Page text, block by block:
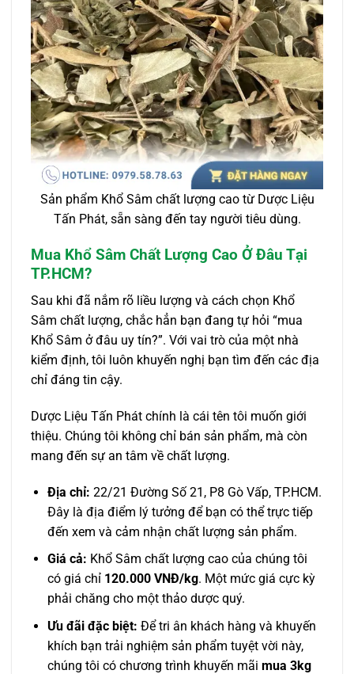
Sản phẩm Khổ Sâm chất lượng cao từ Dược Liệu
Tấn Phát, sẵn sàng đến tay người tiêu dùng.
Mua Khổ Sâm Chất Lượng Cao Ở Đâu Tại
TP.HCM?
Sau khi đã nắm rõ liều lượng và cách chọn Khổ
Sâm chất lượng, chắc hẳn bạn đang tự hỏi “mua
Khổ Sâm ở đâu uy tín?”. Với vai trò của một nhà
kiểm định, tôi luôn khuyến nghị bạn tìm đến các địa
chỉ đáng tin cậy.
Dược Liệu Tấn Phát chính là cái tên tôi muốn giới
thiệu. Chúng tôi không chỉ bán sản phẩm, mà còn
mang đến sự an tâm về chất lượng.
Địa chỉ: 22/21 Đường Số 21, P8 Gò Vấp, TP.HCM.
Đây là địa điểm lý tưởng để bạn có thể trực tiếp
đến xem và cảm nhận chất lượng sản phẩm.
Giá cả: Khổ Sâm chất lượng cao của chúng tôi
có giá chỉ 120.000 VNĐ/kg. Một mức giá cực kỳ
phải chăng cho một thảo dược quý.
Ưu đãi đặc biệt: Để tri ân khách hàng và khuyến
khích bạn trải nghiệm sản phẩm tuyệt vời này,
chúng tôi có chương trình khuyến mãi mua 3kg